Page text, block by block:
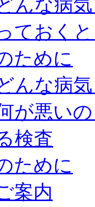
んな病
ておく
ために
んな病
が悪い
検査
ために
案内